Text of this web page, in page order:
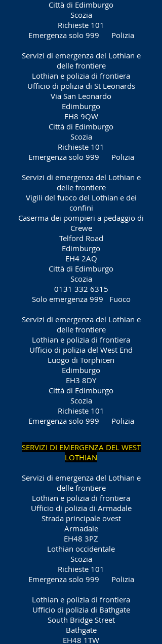
Città di Edimburgo
Scozia
Richieste 101
Emergenza solo 999
Polizia
Servizi di emergenza del Lothian e
delle frontiere
Lothian e polizia di frontiera
Ufficio di polizia di St Leonards
Via San Leonardo
Edimburgo
EH8 9QW
Città di Edimburgo
Scozia
Richieste 101
Emergenza solo 999
Polizia
Servizi di emergenza del Lothian e
delle frontiere
Vigili del fuoco del Lothian e dei
confini
Caserma dei pompieri a pedaggio di
Crewe
Telford Road
Edimburgo
EH4 2AQ
Città di Edimburgo
Scozia
0131 332 6315
Solo emergenza 999
Fuoco
Servizi di emergenza del Lothian e
delle frontiere
Lothian e polizia di frontiera
Ufficio di polizia del West End
Luogo di Torphicen
Edimburgo
EH3 8DY
Città di Edimburgo
Scozia
Richieste 101
Emergenza solo 999
Polizia
SERVIZI DI EMERGENZA DEL WEST
LOTHIAN
Servizi di emergenza del Lothian e
delle frontiere
Lothian e polizia di frontiera
Ufficio di polizia di Armadale
Strada principale ovest
Armadale
EH48 3PZ
Lothian occidentale
Scozia
Richieste 101
Emergenza solo 999
Polizia
Lothian e polizia di frontiera
Ufficio di polizia di Bathgate
South Bridge Street
Bathgate
EH48 1TW